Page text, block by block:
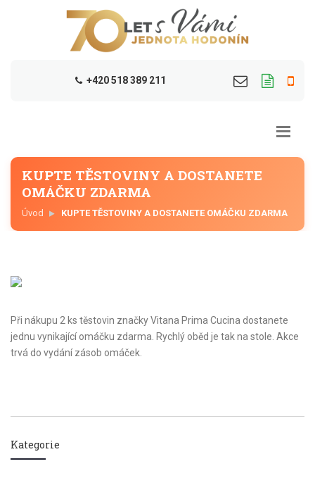
+420 518 389 211
KUPTE TĚSTOVINY A DOSTANETE
OMÁČKU ZDARMA
Úvod KUPTE TĚSTOVINY A DOSTANETE OMÁČKU ZDARMA
Při nákupu 2 ks těstovin značky Vitana Prima Cucina dostanete
jednu vynikající omáčku zdarma. Rychlý oběd je tak na stole. Akce
trvá do vydání zásob omáček.
Kategorie